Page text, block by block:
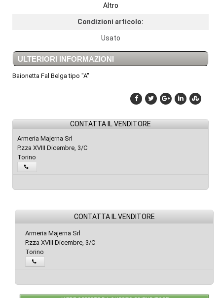
Altro
Condizioni articolo:
Usato
ULTERIORI INFORMAZIONI
Baionetta Fal Belga tipo "A"
CONTATTA IL VENDITORE
Armeria Majerna Srl
P.zza XVIII Dicembre, 3/C
Torino
CONTATTA IL VENDITORE
Armeria Majerna Srl
P.zza XVIII Dicembre, 3/C
Torino